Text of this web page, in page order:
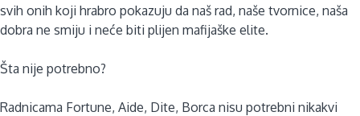
svih onih koji hrabro pokazuju da naš rad, naše tvornice, naša
dobra ne smiju i neće biti plijen mafijaške elite.
Šta nije potrebno?
Radnicama Fortune, Aide, Dite, Borca nisu potrebni nikakvi